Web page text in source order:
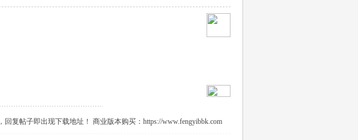
复帖子即出现下载地址！ 商业版本购买：https://www.fengyibbk.com